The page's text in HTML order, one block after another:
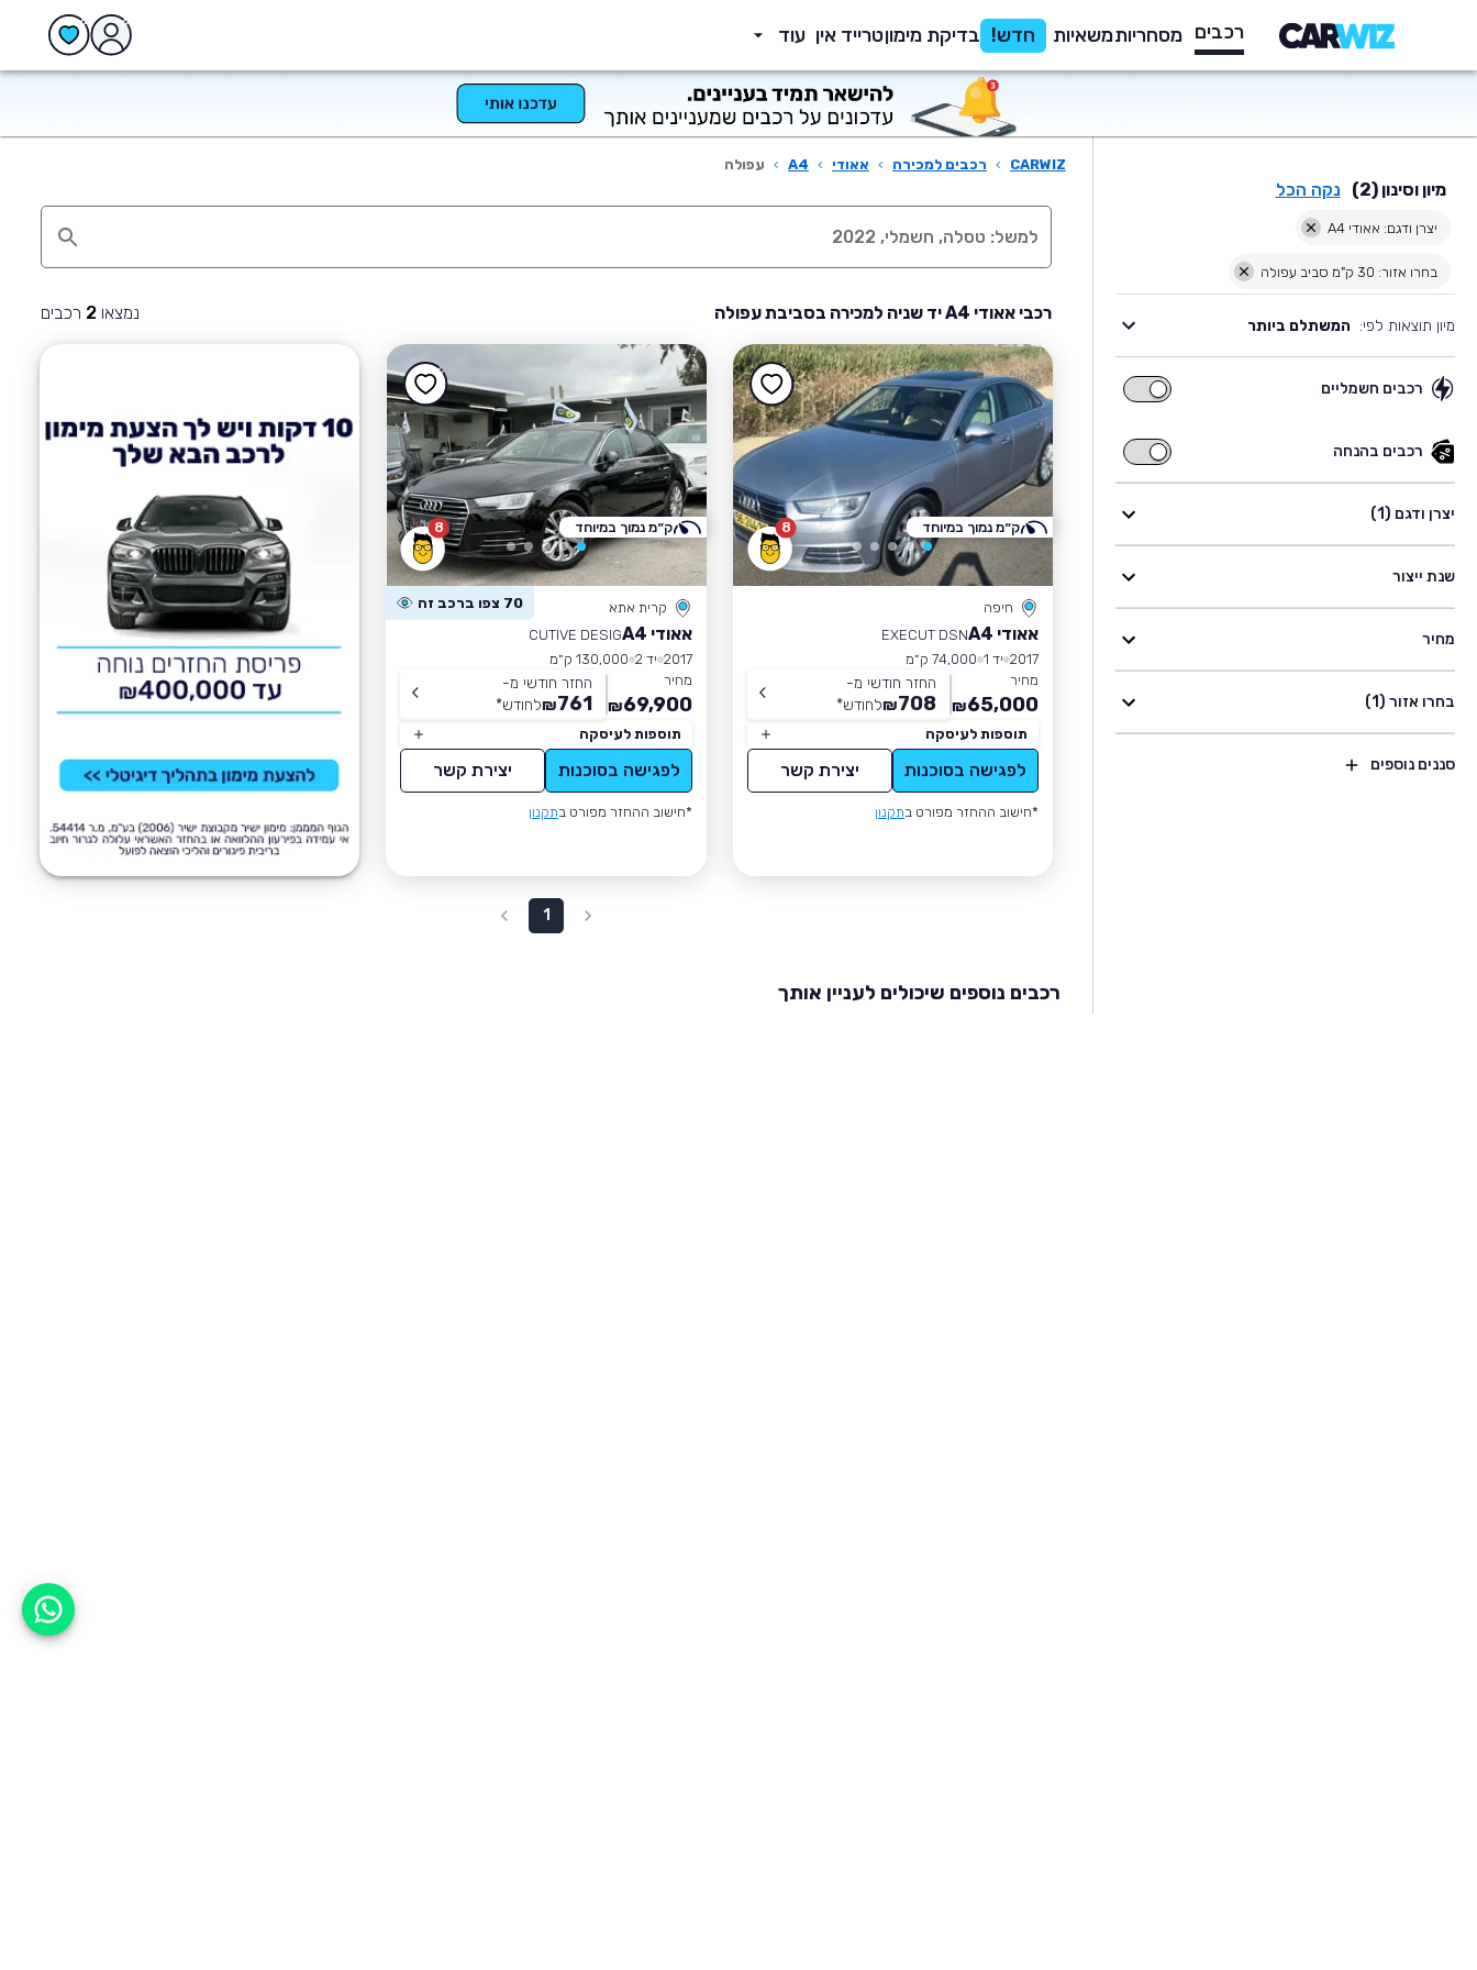
רכבים מסחריותמשאיות חדש! בדיקת מימוןטרייד אין עוד
מיון וסינון (2) נקה הכל
יצרן ודגם: אאודי A4
בחרו אזור: 30 ק"מ סביב עפולה
מיון תוצאות לפי: המשתלם ביותר
רכבים חשמליים
רכבים
רכבים בהנחה
רכבים
בהנחה
יצרן ודגם (1)
שנת ייצור
מחיר
בחרו אזור (1)
סננים נוספים
CARWIZ
› רכבים למכירה › אאודי ›
A4
› עפולה
רכבי אאודי A4 יד שניה למכירה בסביבת עפולה נמצאו 2 רכבים
8
חיפה
אאודי A4
EXECUT DSN
2017 יד 1
74,000 ק״מ
מחיר
65,000
₪
החזר חודשי מ-
708
₪לחודש*
תוספות לעיסקה
לפגישה בסוכנות יצירת קשר
*חישוב ההחזר מפורט בתקנון
ק״מ נמוך במיוחד 8
קרית אתא 70 צפו ברכב זה
אאודי A4
CUTIVE DESIG
2017 יד 2
130,000 ק״מ
מחיר
69,900
₪
החזר חודשי מ-
761
₪לחודש*
תוספות לעיסקה
לפגישה בסוכנות יצירת קשר
*חישוב ההחזר מפורט בתקנון
ק״מ נמוך במיוחד
1
רכבים נוספים שיכולים לעניין אותך
אפשר לעזור?